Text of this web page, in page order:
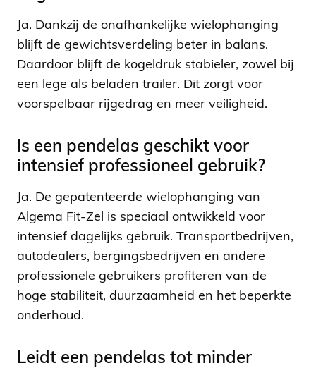
Ja. Dankzij de onafhankelijke wielophanging
blijft de gewichtsverdeling beter in balans.
Daardoor blijft de kogeldruk stabieler, zowel bij
een lege als beladen trailer. Dit zorgt voor
voorspelbaar rijgedrag en meer veiligheid.
Is een pendelas geschikt voor
intensief professioneel gebruik?
Ja. De gepatenteerde wielophanging van
Algema Fit-Zel is speciaal ontwikkeld voor
intensief dagelijks gebruik. Transportbedrijven,
autodealers, bergingsbedrijven en andere
professionele gebruikers profiteren van de
hoge stabiliteit, duurzaamheid en het beperkte
onderhoud.
Leidt een pendelas tot minder